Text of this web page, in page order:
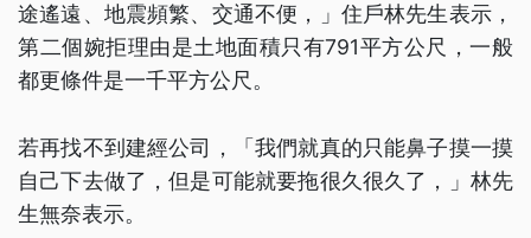
途遙遠、地震頻繁、交通不便，」住戶林先生表示，
第二個婉拒理由是土地面積只有791平方公尺，一般
都更條件是一千平方公尺。
若再找不到建經公司，「我們就真的只能鼻子摸一摸
自己下去做了，但是可能就要拖很久很久了，」林先
生無奈表示。